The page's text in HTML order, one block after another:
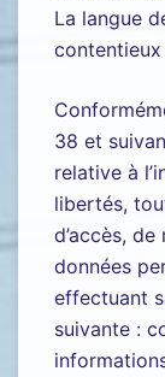
La langue
38 et
relative à
libertés,
d’accès,
données
effectuant
suivante :